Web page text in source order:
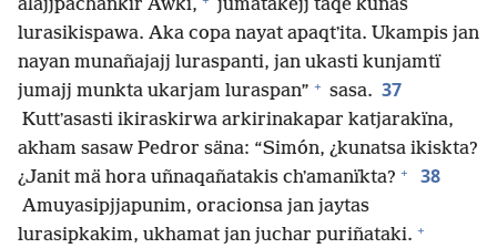
alajjpachankir Awki,
jumatakejj taqe kunas
lurasikispawa. Aka copa nayat apaqtʼita. Ukampis jan
nayan munañajajj luraspanti, jan ukasti kunjamtï
jumajj munkta ukarjam luraspan” + sasa. 37
Kuttʼasasti ikiraskirwa arkirinakapar katjarakïna,
akham sasaw Pedror säna: “Simón, ¿kunatsa ikiskta?
¿Janit mä hora uñnaqañatakis chʼamanïkta? + 38
Amuyasipjjapunim, oracionsa jan jaytas
lurasipkakim, ukhamat jan juchar puriñataki. +